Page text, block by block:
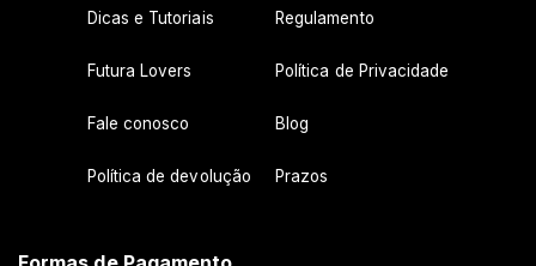
Dicas e Tutoriais Regulamento
Futura Lovers Política de Privacidade
Fale conosco Blog
Política de devolução Prazos